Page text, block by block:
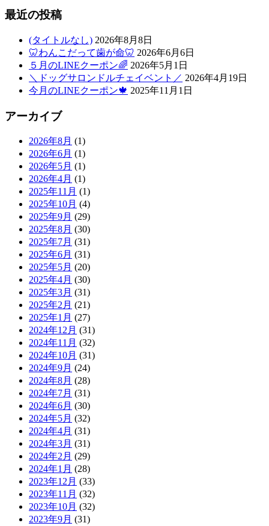
最近の投稿
(タイトルなし) 2026年8月8日
🦷わんこだって歯が命🦷 2026年6月6日
５月のLINEクーポン🌈 2026年5月1日
＼ドッグサロンドルチェイベント／ 2026年4月19日
今月のLINEクーポン🍁 2025年11月1日
アーカイブ
2026年8月 (1)
2026年6月 (1)
2026年5月 (1)
2026年4月 (1)
2025年11月 (1)
2025年10月 (4)
2025年9月 (29)
2025年8月 (30)
2025年7月 (31)
2025年6月 (31)
2025年5月 (20)
2025年4月 (30)
2025年3月 (31)
2025年2月 (21)
2025年1月 (27)
2024年12月 (31)
2024年11月 (32)
2024年10月 (31)
2024年9月 (24)
2024年8月 (28)
2024年7月 (31)
2024年6月 (30)
2024年5月 (32)
2024年4月 (31)
2024年3月 (31)
2024年2月 (29)
2024年1月 (28)
2023年12月 (33)
2023年11月 (32)
2023年10月 (32)
2023年9月 (31)